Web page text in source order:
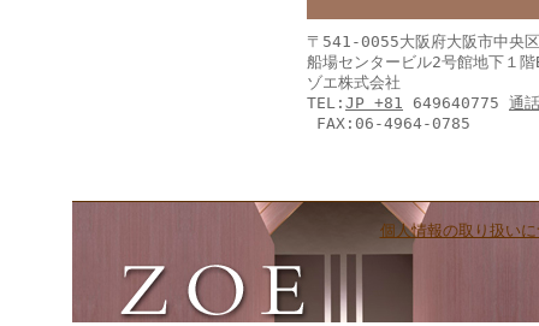
〒541-0055大阪府大阪市中央
船場センタービル2号館地下
ゾエ株式会社
TEL: JP +81 649640775 通話
FAX:06-4964-0785
個人情報の取り扱い